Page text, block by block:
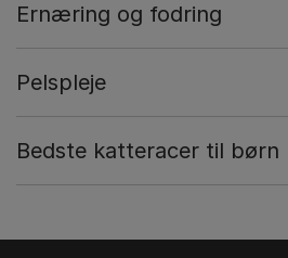
Ernæring og fodring
Pelspleje
Bedste katteracer til børn